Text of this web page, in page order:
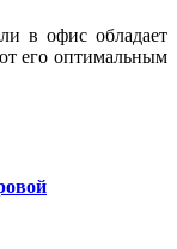
в офис обладает
его оптимальным